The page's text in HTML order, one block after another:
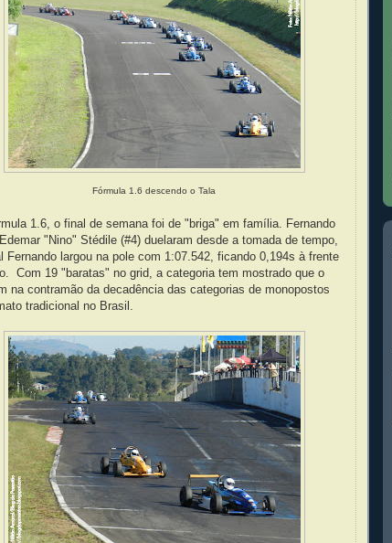
Fórmula 1.6 descendo o Tala
1.6, o final de semana foi de "briga" em família. Fernando
"Nino" Stédile (#4) duelaram desde a tomada de tempo,
Fernando largou na pole com 1:07.542, ficando 0,194s à frente
Com 19 "baratas" no grid, a categoria tem mostrado que o
na contramão da decadência das categorias de monopostos
tradicional no Brasil.